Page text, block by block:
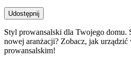
Udostępnij
Styl prowansalski dla Twojego domu.
nowej aranżacji? Zobacz, jak urządzić
prowansalskim!